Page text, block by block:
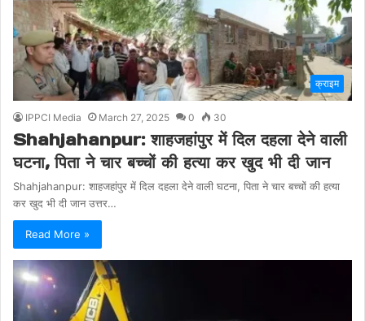
क्राइम
IPPCI Media March 27, 2025 0 30
Shahjahanpur: शाहजहांपुर में दिल दहला देने वाली
घटना, पिता ने चार बच्चों की हत्या कर खुद भी दी जान
Shahjahanpur: शाहजहांपुर में दिल दहला देने वाली घटना, पिता ने चार बच्चों की हत्या
कर खुद भी दी जान उत्तर…
Read More »